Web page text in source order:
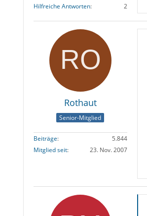
Hilfreiche Antworten
2
Rothaut
Senior-Mitglied
Beiträge
5.844
Mitglied seit
23. Nov. 2007